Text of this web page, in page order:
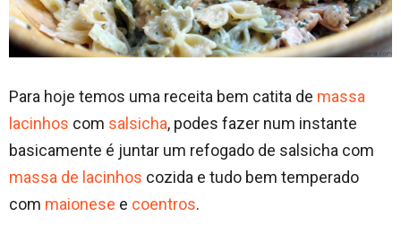
Para hoje temos uma receita bem catita de massa
lacinhos com salsicha, podes fazer num instante
basicamente é juntar um refogado de salsicha com
massa de lacinhos cozida e tudo bem temperado
com maionese e coentros.